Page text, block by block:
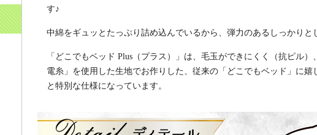
す♪
中綿をギュッとたっぷり詰め込んでいるから、弾力のあるしっかりと
「どこでもベッド Plus（プラス）」は、毛玉ができにくく（抗ピル
電糸」を使用した生地でお作りした、従来の「どこでもベッド」に嬉
と特別な仕様になっています。